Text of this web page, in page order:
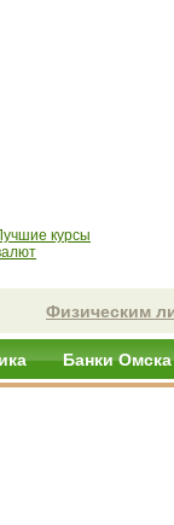
курсы
Физическим
Банки Омска